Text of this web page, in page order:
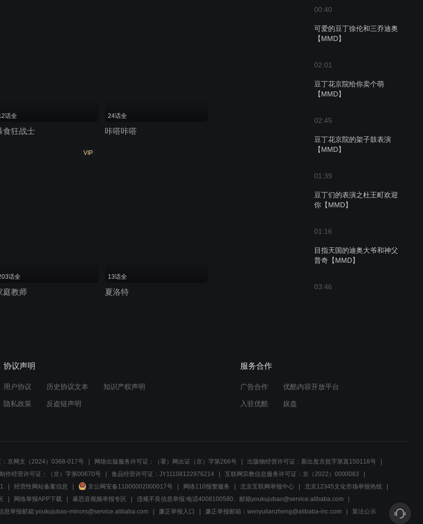
00:40
可爱的豆丁徐伦和三乔迪奥
【MMD】
02:01
豆丁花京院给你卖个萌
【MMD】
02:45
豆丁花京院的架子鼓表演
【MMD】
01:39
豆丁们的表演之杜王町欢迎
你【MMD】
01:16
目指天国的迪奥大爷和神父
普奇【MMD】
03:46
豆丁承太郎和DIO爷
【MMD】
02:37
话全
食狂战士
24话全
咔嗒咔嗒
VIP
话全
庭教师
13话全
夏洛特
协议声明
用户协议 历史协议文本 知识产权声明
隐私政策 反盗链声明
服务合作
广告合作 优酷内容开放平台
入驻优酷 娱盘
：京网文（2024）0368-017号 网络出版服务许可证：（署）网出证（京）字第266号
出版物经营许可证：新出发京批字第直150118号
作经营许可证：（京）字第00670号 食品经营许可证：JY11108122976214
互联网宗教信息服务许可证：京（2022）0000083
经营性网站备案信息 京公网安备11000002000017号 网络110报警服务 北京互联网举报中心
北京12345文化市场举报热线
网络举报APP下载 暴恐音视频举报专区
违规不良信息举报:电话4008100580、邮箱youkujubao@service.alibaba.com
息举报邮箱:youkujubao-minors@service.alibaba.com 廉正举报入口 廉正举报邮箱：wenyulianzheng@alibaba-inc.com 算法公示